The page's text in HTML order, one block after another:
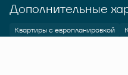
Дополнительные
Квартиры с европланировкой